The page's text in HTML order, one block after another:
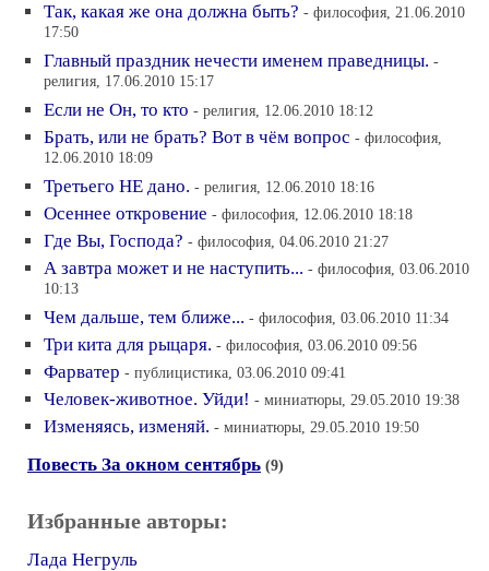
Так, какая же она должна быть? - философия, 21.06.2010
17:50
Главный праздник нечести именем праведницы. -
религия, 17.06.2010 15:17
Если не Он, то кто - религия, 12.06.2010 18:12
Брать, или не брать? Вот в чём вопрос - философия,
12.06.2010 18:09
Третьего НЕ дано. - религия, 12.06.2010 18:16
Осеннее откровение - философия, 12.06.2010 18:18
Где Вы, Господа? - философия, 04.06.2010 21:27
А завтра может и не наступить... - философия, 03.06.2010
10:13
Чем дальше, тем ближе... - философия, 03.06.2010 11:34
Три кита для рыцаря. - философия, 03.06.2010 09:56
Фарватер - публицистика, 03.06.2010 09:41
Человек-животное. Уйди! - миниатюры, 29.05.2010 19:38
Изменяясь, изменяй. - миниатюры, 29.05.2010 19:50
Повесть За окном сентябрь (9)
Избранные авторы:
Лада Негруль